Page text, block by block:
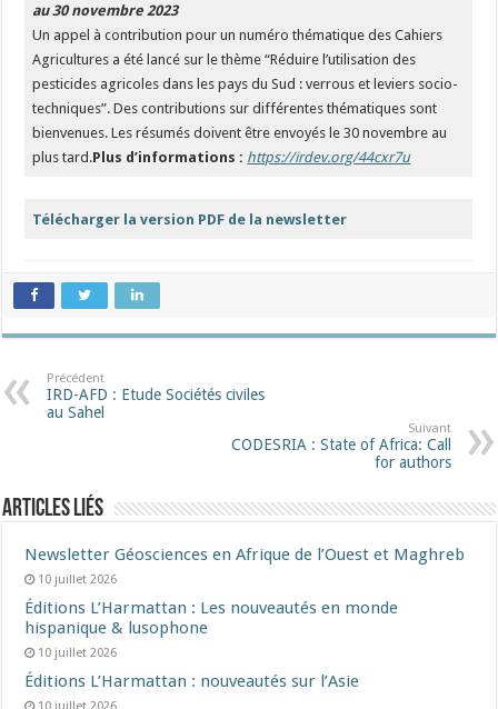
au 30 novembre 2023
Un appel à contribution pour un numéro thématique des Cahiers
Agricultures a été lancé sur le thème “Réduire l’utilisation des
pesticides agricoles dans les pays du Sud : verrous et leviers socio-
techniques”. Des contributions sur différentes thématiques sont
bienvenues. Les résumés doivent être envoyés le 30 novembre au
plus tard.Plus d’informations : https://irdev.org/44cxr7u
Télécharger la version PDF de la newsletter
Précédent
IRD-AFD : Etude Sociétés civiles
au Sahel
Suivant
CODESRIA : State of Africa: Call
for authors
Articles liés
Newsletter Géosciences en Afrique de l’Ouest et Maghreb
10 juillet 2026
Éditions L’Harmattan : Les nouveautés en monde
hispanique & lusophone
10 juillet 2026
Éditions L’Harmattan : nouveautés sur l’Asie